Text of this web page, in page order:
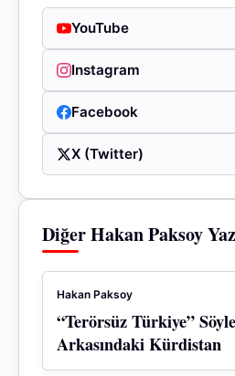
YouTube
Instagram
Facebook
X (Twitter)
Diğer Hakan Paksoy
Hakan Paksoy
“Terörsüz Türkiye”
Arkasındaki Kürdistan